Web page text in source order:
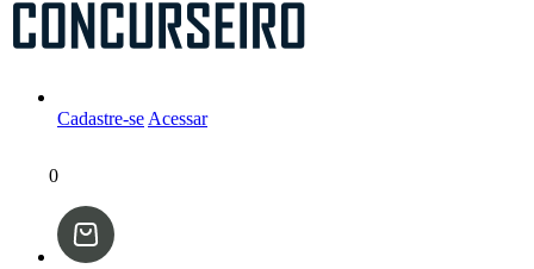
Cadastre-se Acessar
0